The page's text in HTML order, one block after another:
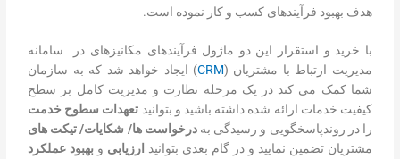
هدف بهبود فرآیندهای کسب و کار نموده است.
با خرید و استقرار این دو ماژول فرآیند­های مکانیزهای در سامانه
مدیریت ارتباط با مشتریان (CRM) ایجاد خواهد شد که به سازمان
شما کمک می کند در یک مرحله نظارت و مدیریت کامل بر سطح
کیفیت خدمات ارائه شده داشته باشید و بتوانید تعهدات سطوح خدمت
را در روندپاسخگویی و رسیدگی بهدرخواست ها/ شکایات/ تیکت های
مشتریان تضمین نمایید و در گام بعدی بتوانید ارزیابی و بهبود عملکرد